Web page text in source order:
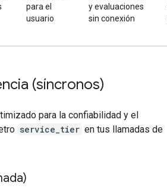
para el
usuario
y evaluaciones
sin conexión
(síncronos)
para la confiabilidad y el
service_tier en tus llamadas de